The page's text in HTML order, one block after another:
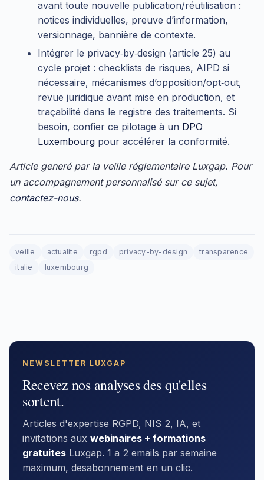
avant toute nouvelle publication/réutilisation :
notices individuelles, preuve d’information,
versionnage, bannière de contexte.
Intégrer le privacy‑by‑design (article 25) au
cycle projet : checklists de risques, AIPD si
nécessaire, mécanismes d’opposition/opt‑out,
revue juridique avant mise en production, et
traçabilité dans le registre des traitements. Si
besoin, confier ce pilotage à un DPO
Luxembourg pour accélérer la conformité.
Article generé par la veille réglementaire Luxgap. Pour
un accompagnement personnalisé sur ce sujet,
contactez-nous.
veille actualite rgpd privacy-by-design
transparence
italie
luxembourg
NEWSLETTER LUXGAP
Recevez nos analyses des qu'elles
sortent.
Articles d'expertise RGPD, NIS 2, IA, et
invitations aux webinaires + formations
gratuites Luxgap. 1 a 2 emails par semaine
maximum, desabonnement en un clic.